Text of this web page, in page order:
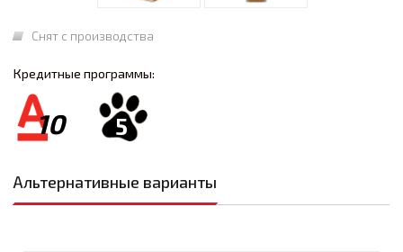
Снят с производства
Кредитные программы:
10 5
Альтернативные варианты